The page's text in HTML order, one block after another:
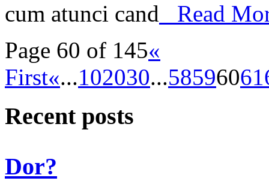
cum atunci cand Read
Page 60 of 145«
First«...102030...58596061
Recent posts
Dor?